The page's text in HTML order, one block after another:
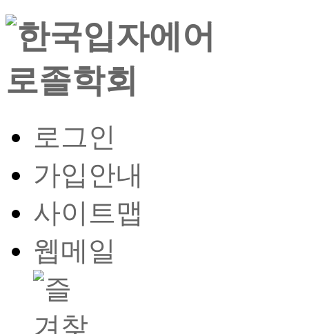
로그인
가입안내
사이트맵
웹메일